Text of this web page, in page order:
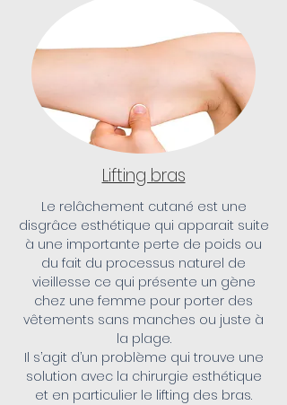
Lifting bras
Le relâchement cutané est une
disgrâce esthétique qui apparait suite
à une importante perte de poids ou
du fait du processus naturel de
vieillesse ce qui présente un gène
chez une femme pour porter des
vêtements sans manches ou juste à
la plage.
Il s’agit d’un problème qui trouve une
solution avec la chirurgie esthétique
et en particulier le lifting des bras.